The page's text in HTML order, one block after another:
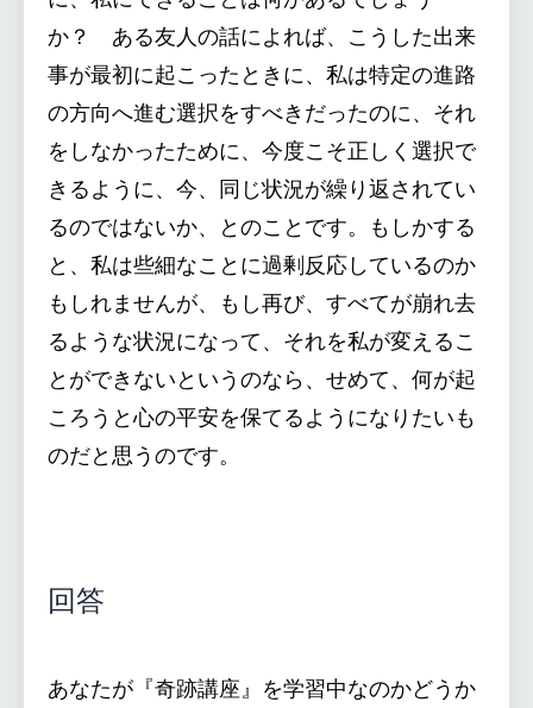
か？ ある友人の話によれば、こうした出来
事が最初に起こったときに、私は特定の進路
の方向へ進む選択をすべきだったのに、それ
をしなかったために、今度こそ正しく選択で
きるように、今、同じ状況が繰り返されてい
るのではないか、とのことです。もしかする
と、私は些細なことに過剰反応しているのか
もしれませんが、もし再び、すべてが崩れ去
るような状況になって、それを私が変えるこ
とができないというのなら、せめて、何が起
ころうと心の平安を保てるようになりたいも
のだと思うのです。
回答
あなたが『奇跡講座』を学習中なのかどうか